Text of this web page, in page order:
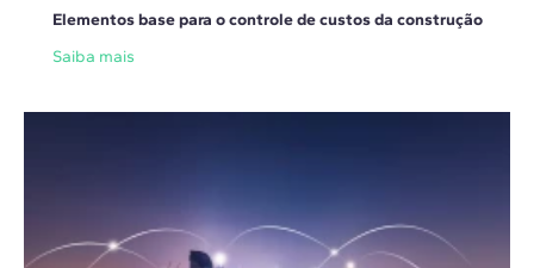
Elementos base para o controle de custos da construção
Saiba mais